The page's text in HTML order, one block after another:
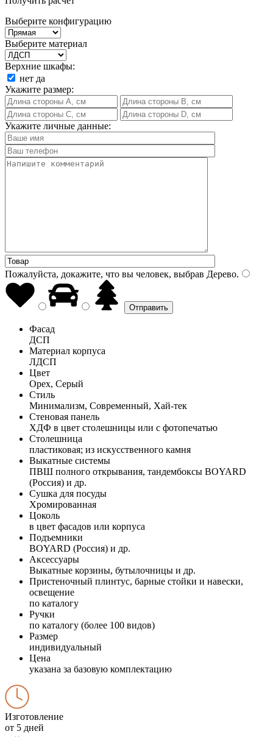
Выберите конфигурацию
Выберите материал
Верхние шкафы:
нет да
Укажите размер:
Укажите личные данные:
Пожалуйста, докажите, что вы человек, выбрав Дерево.
Фасад
ДСП
Материал корпуса
ЛДСП
Цвет
Орех, Серый
Стиль
Минимализм, Современный, Хай-тек
Стеновая панель
ХДФ в цвет столешницы или с фотопечатью
Столешница
пластиковая; из искусственного камня
Выкатные системы
ПВШ полного открывания, тандембоксы BOYARD
(Россия) и др.
Сушка для посуды
Хромированная
Цоколь
в цвет фасадов или корпуса
Подъемники
BOYARD (Россия) и др.
Аксессуары
Выкатные корзины, бутылочницы и др.
Пристеночный плинтус, барные стойки и навески,
освещение
по каталогу
Ручки
по каталогу (более 100 видов)
Размер
индивидуальный
Цена
указана за базовую комплектацию
Изготовление
от 5 дней